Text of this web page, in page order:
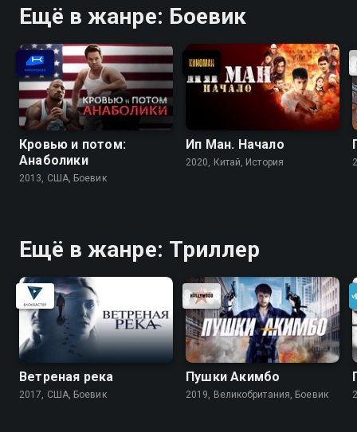
Ещё в жанре: Боевик
Кровью и потом:
Анаболики
2013, США, Боевик
Ип Ман. Начало
2020, Китай, История
Ещё в жанре: Триллер
Ветреная река
2017, США, Боевик
Пушки Акимбо
2019, Великобритания, Боевик